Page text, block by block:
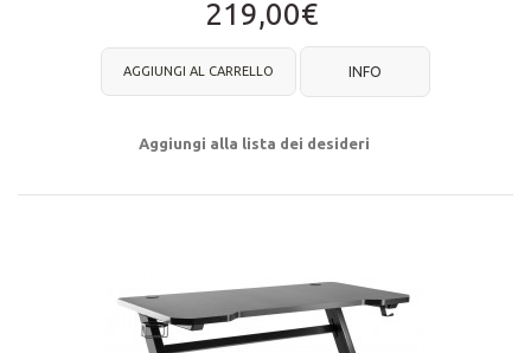
219,00€
AGGIUNGI AL CARRELLO INFO
Aggiungi alla lista dei desideri